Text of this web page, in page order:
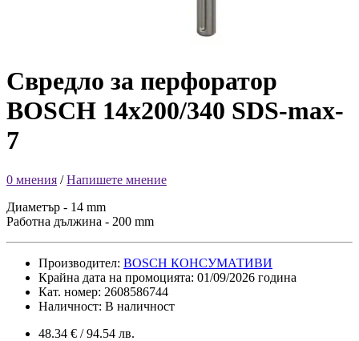
Свредло за перфоратор
BOSCH 14х200/340 SDS-max-
7
0 мнения /Напишете мнение
Диаметър - 14 mm
Работна дължина - 200 mm
Производител: BOSCH КОНСУМАТИВИ
Крайна дата на промоцията: 01/09/2026 година
Кат. номер: 2608586744
Наличност: В наличност
48.34 € / 94.54 лв.